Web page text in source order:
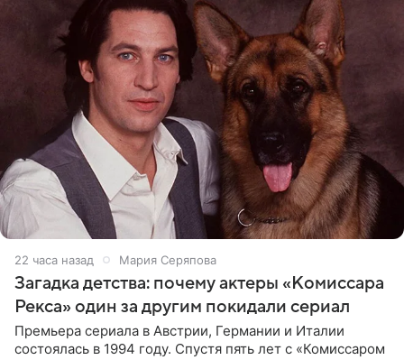
22 часа назад Мария Серяпова
Загадка детства: почему актеры «Комиссара
Рекса» один за другим покидали сериал
Премьера сериала в Австрии, Германии и Италии
состоялась в 1994 году. Спустя пять лет с «Комиссаром